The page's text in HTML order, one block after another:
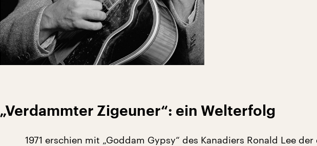
„Verdammter Zigeuner“: ein Welterfolg
1971 erschien mit „Goddam Gypsy“ des Kanadiers Ronald Lee der